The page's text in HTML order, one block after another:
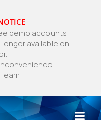
demo accounts
available on